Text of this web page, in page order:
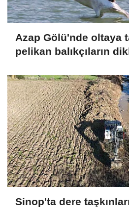
Azap Gölü'nde oltaya
pelikan balıkçıların
Sinop'ta dere